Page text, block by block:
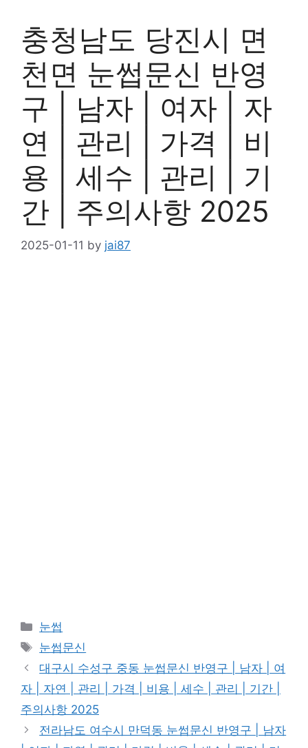
충청남도 당진시 면
천면 눈썹문신 반영
구 | 남자 | 여자 | 자
연 | 관리 | 가격 | 비
용 | 세수 | 관리 | 기
간 | 주의사항 2025
2025-01-11 by jai87
Categories
눈썹
Tags
눈썹문신
대구시 수성구 중동 눈썹문신 반영구 | 남자 | 여
자 | 자연 | 관리 | 가격 | 비용 | 세수 | 관리 | 기간 |
주의사항 2025
전라남도 여수시 만덕동 눈썹문신 반영구 | 남자